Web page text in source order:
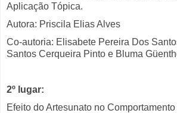
Aplicação Tópica.
Autora: Priscila Elias Alves
Co-autoria: Elisabete Pereira Dos
Santos Cerqueira Pinto e Bluma
2º lugar:
Efeito do Artesunato no